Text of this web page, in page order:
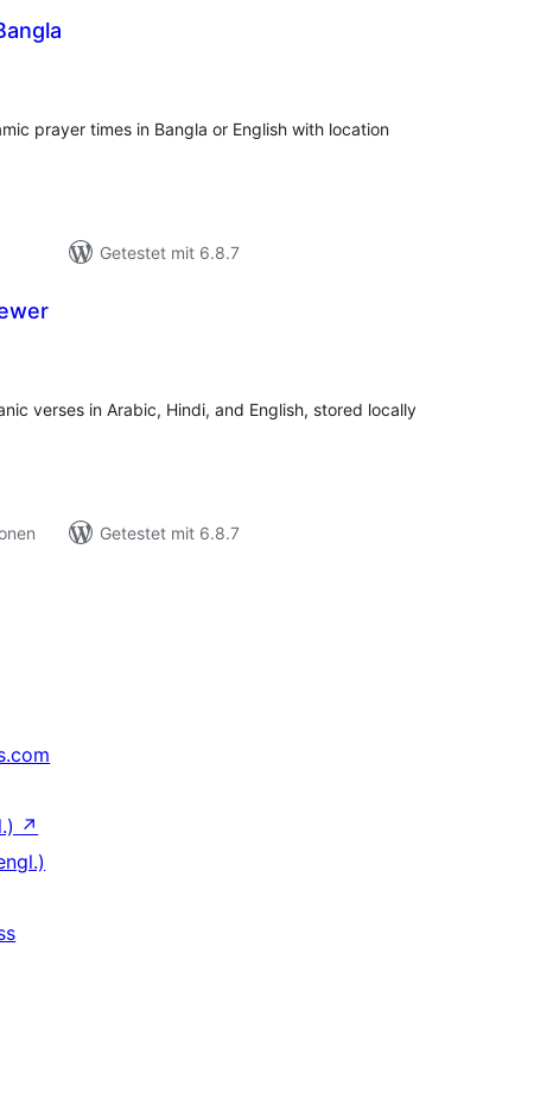
prayer times in Bangla or English with location
Getestet mit 6.8.7
verses in Arabic, Hindi, and English, stored locally
Getestet mit 6.8.7
↗